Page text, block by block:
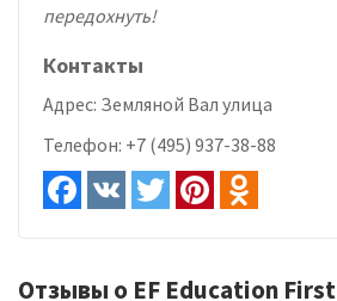
передохнуть!
Контакты
Адрес: Земляной Вал улица
Телефон: +7 (495) 937-38-88
Отзывы о EF Education First